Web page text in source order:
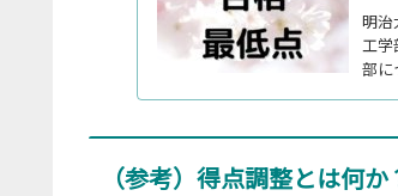
明治
工学
部に
（参考）得点調整とは何か